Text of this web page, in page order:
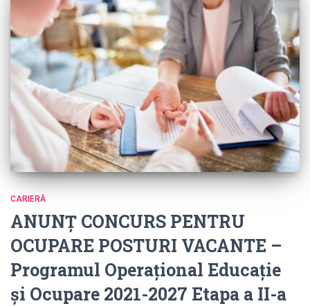
CARIERĂ
ANUNȚ CONCURS PENTRU
OCUPARE POSTURI VACANTE –
Programul Operațional Educație
și Ocupare 2021-2027 Etapa a II-a